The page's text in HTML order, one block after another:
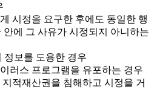
시정을 요구한 후에도 동일한 행
에 그 사유가 시정되지 아니하는
정보를 도용한 경우
러스 프로그램을 유포하는 경우
적재산권을 침해하고 시정을 거